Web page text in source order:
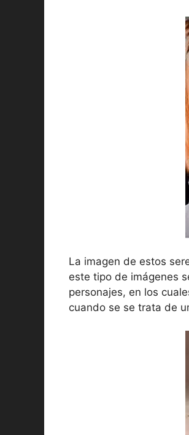
La imagen de estos
este tipo de imágenes
personajes, en los
cuando se se trata de